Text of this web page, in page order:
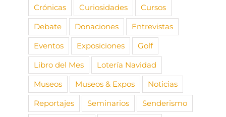
Crónicas
Curiosidades
Cursos
Debate
Donaciones
Entrevistas
Eventos
Exposiciones
Golf
Libro del Mes
Lotería Navidad
Museos
Museos & Expos
Noticias
Reportajes
Seminarios
Senderismo